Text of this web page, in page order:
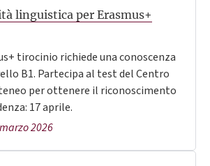
linguistica per Erasmus+
tirocinio richiede una conoscenza
B1. Partecipa al test del Centro
per ottenere il riconoscimento
17 aprile.
2026